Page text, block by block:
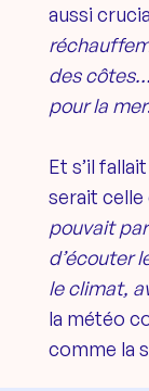
aussi
des
pour la mer
Et s’il
serait celle
pouvait
d’écouter
le climat,
la météo
comme la